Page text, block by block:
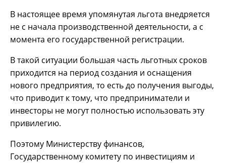
В настоящее время упомянутая льгота внедряется
не с начала производственной деятельности, а с
момента его государственной регистрации.
В такой ситуации большая часть льготных сроков
приходится на период создания и оснащения
нового предприятия, то есть до получения выгоды,
что приводит к тому, что предприниматели и
инвесторы не могут полностью использовать эту
привилегию.
Поэтому Министерству финансов,
Государственному комитету по инвестициям и